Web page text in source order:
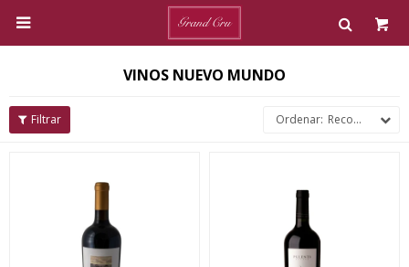

VINOS NUEVO MUNDO
Recomendados